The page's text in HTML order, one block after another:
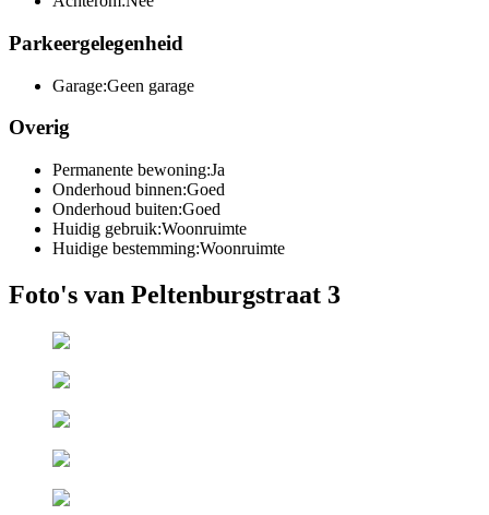
Parkeergelegenheid
Garage:Geen garage
Overig
Permanente bewoning:Ja
Onderhoud binnen:Goed
Onderhoud buiten:Goed
Huidig gebruik:Woonruimte
Huidige bestemming:Woonruimte
Foto's van Peltenburgstraat 3